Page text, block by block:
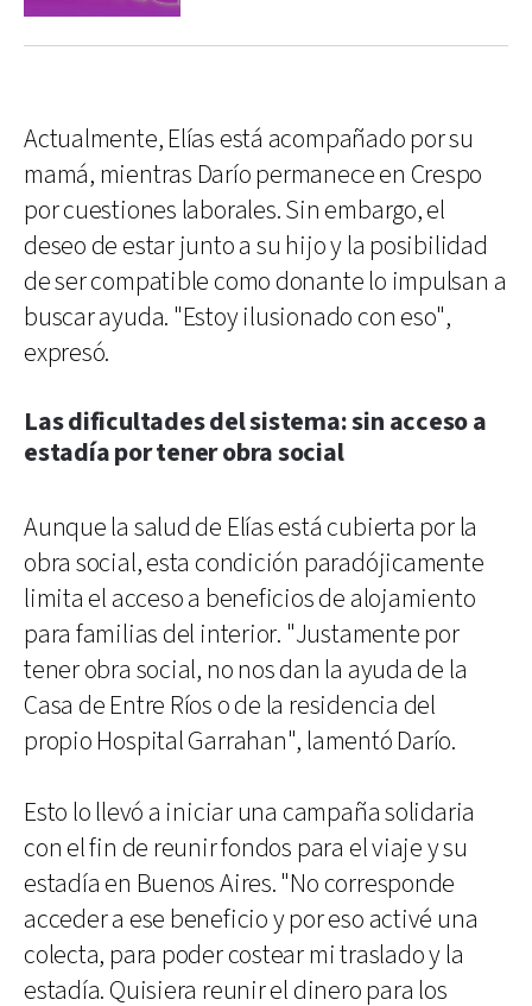
Actualmente, Elías está acompañado por su
mamá, mientras Darío permanece en Crespo
por cuestiones laborales. Sin embargo, el
deseo de estar junto a su hijo y la posibilidad
de ser compatible como donante lo impulsan a
buscar ayuda. "Estoy ilusionado con eso",
expresó.
Las dificultades del sistema: sin acceso a
estadía por tener obra social
Aunque la salud de Elías está cubierta por la
obra social, esta condición paradójicamente
limita el acceso a beneficios de alojamiento
para familias del interior. "Justamente por
tener obra social, no nos dan la ayuda de la
Casa de Entre Ríos o de la residencia del
propio Hospital Garrahan", lamentó Darío.
Esto lo llevó a iniciar una campaña solidaria
con el fin de reunir fondos para el viaje y su
estadía en Buenos Aires. "No corresponde
acceder a ese beneficio y por eso activé una
colecta, para poder costear mi traslado y la
estadía. Quisiera reunir el dinero para los